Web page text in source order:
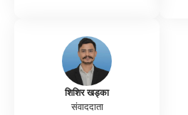
शिशिर खड्का
संवाददाता